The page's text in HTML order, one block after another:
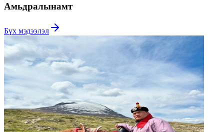
Амьдралынамт
Бүх мэдээлэл